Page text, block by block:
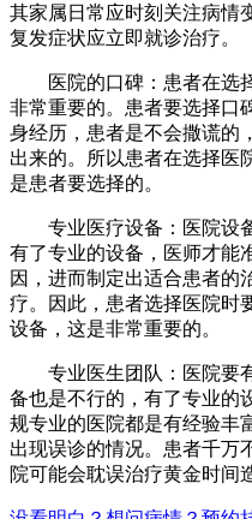
其家属日常应时刻关注病情
复发症状应立即就诊治疗。
医院的口碑：患者在选择
非常重要的。患者要选择口
身经历，患者是不会撒谎的
出来的。所以患者在选择医
是患者要选择的。
专业医疗设备：医院设备
有了专业的设备，医师才能
因，进而制定出适合患者的
疗。因此，患者选择医院时
设备，这是非常重要的。
专业医生团队：医院要有
备也是不行的，有了专业的
规专业的医院都是有经验丰
出现误诊的情况。患者千万
院可能会耽误治疗黄金时间